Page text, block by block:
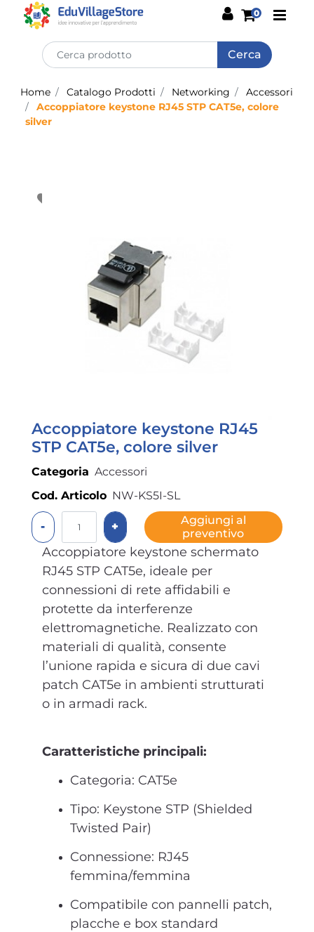
0
Home Catalogo Prodotti Networking
Accessori
Accoppiatore keystone RJ45 STP CAT5e, colore
silver
Accoppiatore keystone RJ45
STP CAT5e, colore silver
Categoria Accessori
Cod. Articolo NW-KS5I-SL
Quantità
Aggiungi al
preventivo
Accoppiatore keystone schermato
RJ45 STP CAT5e, ideale per
connessioni di rete affidabili e
protette da interferenze
elettromagnetiche. Realizzato con
materiali di qualità, consente
l’unione rapida e sicura di due cavi
patch CAT5e in ambienti strutturati
o in armadi rack.
Caratteristiche principali:
Categoria: CAT5e
Tipo: Keystone STP (Shielded
Twisted Pair)
Connessione: RJ45
femmina/femmina
Compatibile con pannelli patch,
placche e box standard